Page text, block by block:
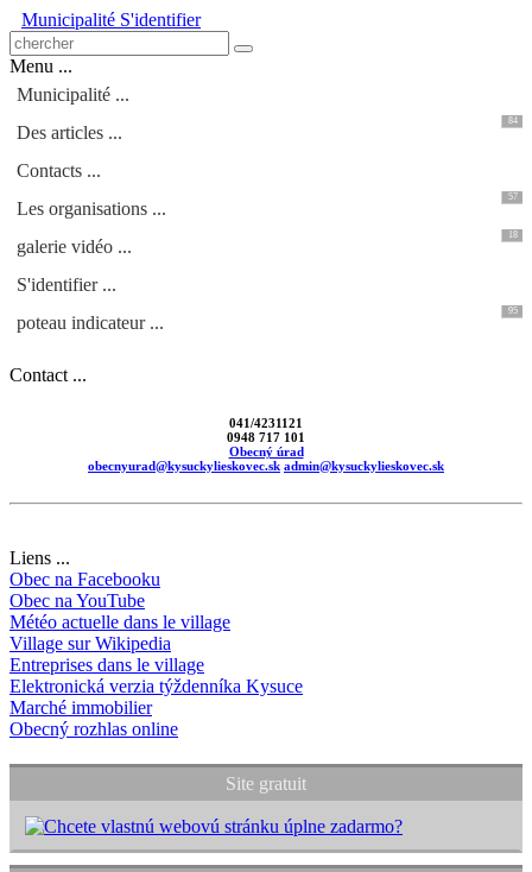
Municipalité S'identifier
Menu ...
Municipalité ...
Des articles ...
84
Contacts ...
Les organisations ...
57
galerie vidéo ...
18
S'identifier ...
poteau indicateur ...
95
Contact ...
041/4231121
0948 717 101
Obecný úrad
obecnyurad@kysuckylieskovec.sk admin@kysuckylieskovec.sk
Liens ...
Obec na Facebooku
Obec na YouTube
Météo actuelle dans le village
Village sur Wikipedia
Entreprises dans le village
Elektronická verzia týždenníka Kysuce
Marché immobilier
Obecný rozhlas online
Site gratuit